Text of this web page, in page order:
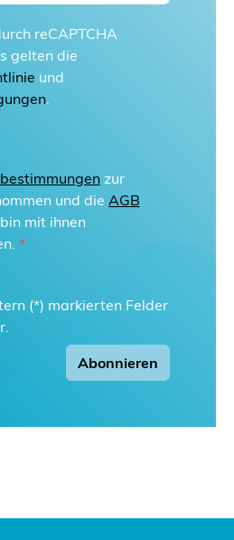
reCAPTCHA
gelten die
und
.
zur
und die AGB
mit ihnen
*
(*) markierten Felder
Abonnieren